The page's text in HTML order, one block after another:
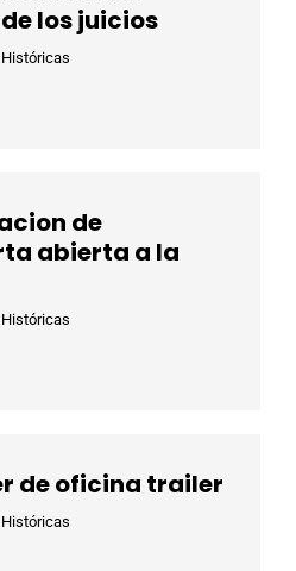
los juicios
de
abierta a la
de oficina trailer